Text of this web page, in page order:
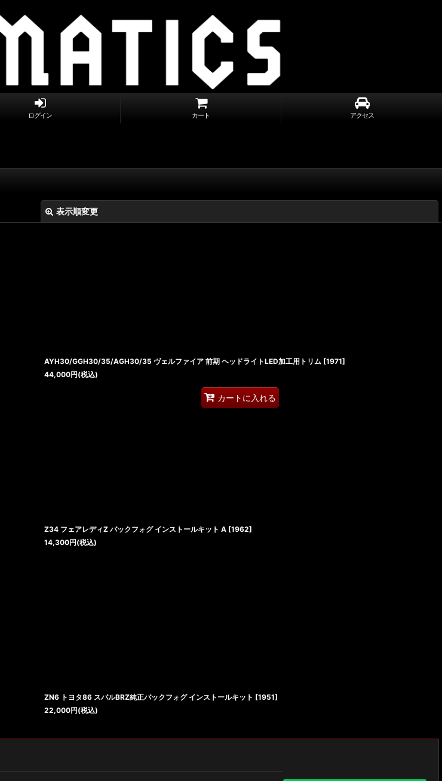
ログイン カート アクセス
表示順変更
AYH30/GGH30/35/AGH30/35 ヴェルファイア 前期 ヘッドライトLED加工用トリム [1971]
44,000円(税込)
カートに入れる
Z34 フェアレディZ バックフォグ インストールキット A [1962]
14,300円(税込)
ZN6 トヨタ86 スバルBRZ純正バックフォグ インストールキット [1951]
22,000円(税込)